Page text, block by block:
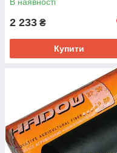
2 233 ₴
Купити